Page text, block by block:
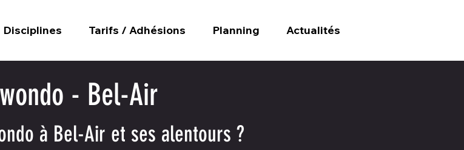
Disciplines Tarifs / Adhésions Planning Actualités
- Bel-Air
à Bel-Air et ses alentours ?